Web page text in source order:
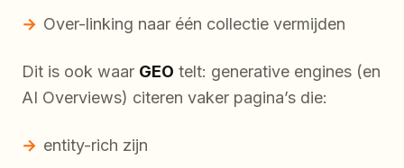
Over-linking naar één collectie vermijden
Dit is ook waar GEO telt: generative engines (en
AI Overviews) citeren vaker pagina’s die:
entity-rich zijn